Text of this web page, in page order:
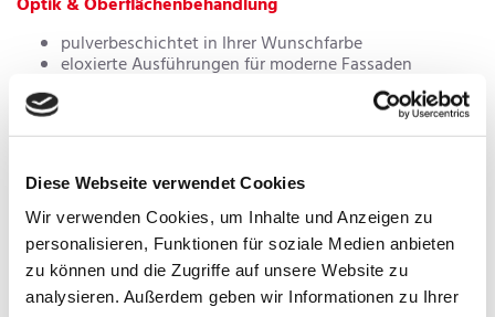
Diese Webseite verwendet Cookies
Wir verwenden Cookies, um Inhalte und Anzeigen zu
personalisieren, Funktionen für soziale Medien anbieten
zu können und die Zugriffe auf unsere Website zu
analysieren. Außerdem geben wir Informationen zu Ihrer
pulverbeschichtet in Ihrer Wunschfarbe
eloxierte Ausführungen für moderne Fassaden
blank oder gebürstet für industrielle Optik
Funktionsvarianten
Personen passieren
Elektrische Rollgitter – bequeme Steuerung per
Funk, Schalter oder Fernbedienung
Mechanische Rollgitter– robuste und
kostengünstige Standardlösung
Wabenform- und Stabgitteranlagen– maximale
Durchsicht & moderne Designs